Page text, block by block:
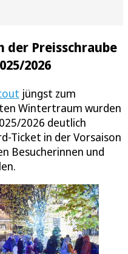
der Preisschraube
2026
jüngst zum
Wintertraum wurden
2026 deutlich
Ticket in der Vorsaison
Besucherinnen und